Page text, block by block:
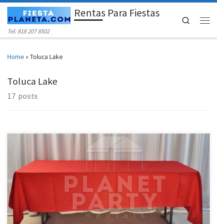
Skip to content Rentas Para Fiestas
Tel: 818 207 8502
Search
Home » Toluca Lake
Toluca Lake
17 posts
Manteles Para Rentar | Manteles Rectangulares | Manteles Redondos
Manteles (Tablecloths / Linens) Manteles Rectangulares (Rectangular
Tablecloth) Precio de Renta Mantel para Mesas Rectangular de 6 Pies
$8.00 Mantel para Mesa Rectangular de 6 pies (Largo hasta el Suelo)
$11.00 Mantel Redondo (Round Tablecloth) Precio de Renta Mantel
para mesa […]